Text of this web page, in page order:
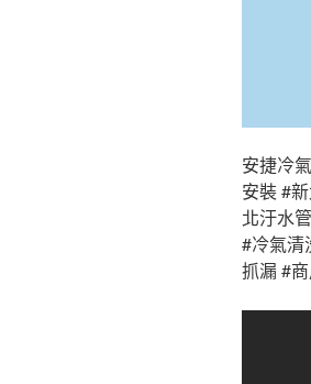
安捷冷
安裝 #
北汙水
#冷氣清
抓漏 #